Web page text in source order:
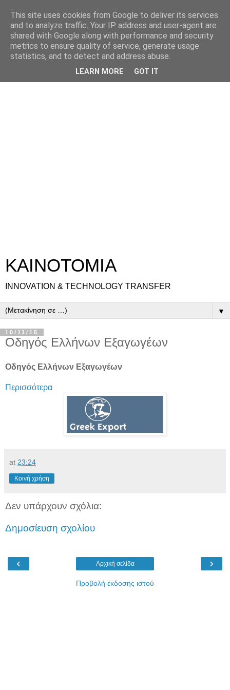
ΚΑΙΝΟΤΟΜΙΑ
INNOVATION & TECHNOLOGY TRANSFER
▼
10/11/15
Οδηγός Ελλήνων Εξαγωγέων
Οδηγός Ελλήνων Εξαγωγέων
Περισσότερα
at 23:24
Κοινή χρήση
Δεν υπάρχουν σχόλια:
Δημοσίευση σχολίου
‹ ›
Αρχική σελίδα
Προβολή έκδοσης ιστού
This site uses cookies from Google to deliver its services
and to analyze traffic. Your IP address and user-agent are
shared with Google along with performance and security
metrics to ensure quality of service, generate usage
statistics, and to detect and address abuse.
LEARN MORE GOT IT